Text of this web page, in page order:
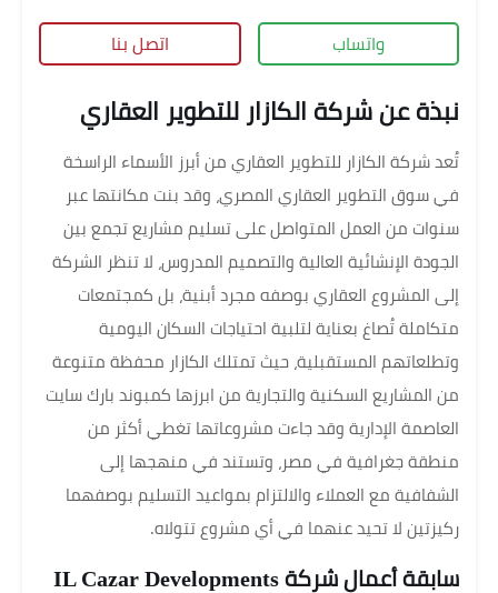
واتساب اتصل بنا
نبذة عن شركة الكازار للتطوير العقاري
تُعد شركة الكازار للتطوير العقاري من أبرز الأسماء الراسخة
في سوق التطوير العقاري المصري، وقد بنت مكانتها عبر
سنوات من العمل المتواصل على تسليم مشاريع تجمع بين
الجودة الإنشائية العالية والتصميم المدروس، لا تنظر الشركة
إلى المشروع العقاري بوصفه مجرد أبنية، بل كمجتمعات
متكاملة تُصاغ بعناية لتلبية احتياجات السكان اليومية
وتطلعاتهم المستقبلية، حيث تمتلك الكازار محفظة متنوعة
من المشاريع السكنية والتجارية من ابرزها كمبوند بارك سايت
العاصمة الإدارية وقد جاءت مشروعاتها تغطي أكثر من
منطقة جغرافية في مصر، وتستند في منهجها إلى
الشفافية مع العملاء والالتزام بمواعيد التسليم بوصفهما
ركيزتين لا تحيد عنهما في أي مشروع تتولاه.
سابقة أعمال شركة IL Cazar Developments